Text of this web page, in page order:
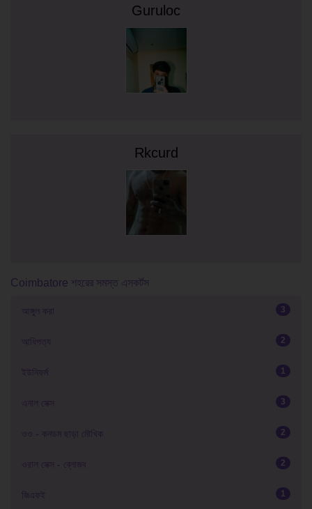
Guruloc
Rkcurd
Coimbatore শহরের সমস্ত এসকর্টস
আঙ্গুল করা 3
আধিপত্য 2
1
এনাল সেক্স 3
ওও - কনডম ছাড়া মৌখিক 2
ওরাল সেক্স - ব্লোজব 2
জিএফই 1